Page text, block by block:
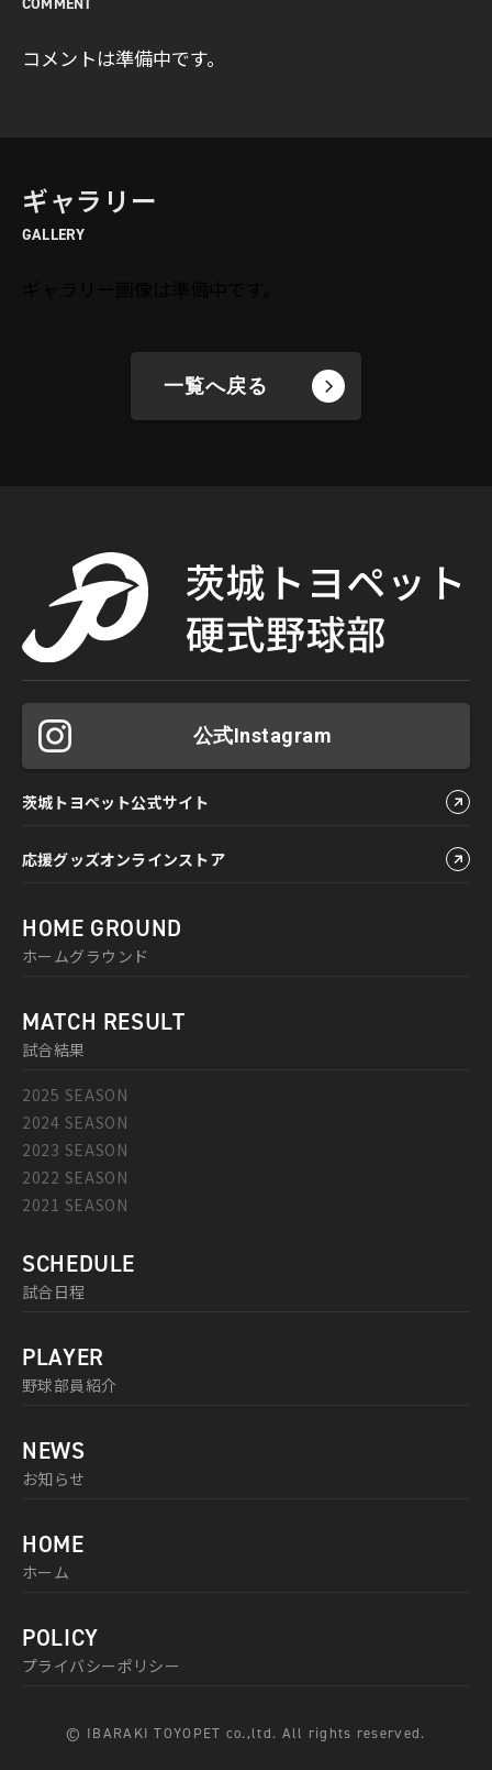
コメントは準備中です。
ギャラリー
GALLERY
一覧へ戻る
公式Instagram
茨城トヨペット公式サイト
応援グッズオンラインストア
HOME GROUND
ホームグラウンド
MATCH RESULT
試合結果
2025 SEASON
2024 SEASON
2023 SEASON
2022 SEASON
2021 SEASON
SCHEDULE
試合日程
PLAYER
野球部員紹介
NEWS
お知らせ
HOME
ホーム
POLICY
プライバシーポリシー
© IBARAKI TOYOPET co.,ltd. All rights reserved.